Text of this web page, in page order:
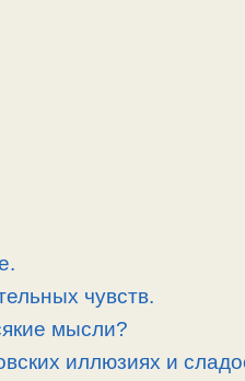
чувств.
мысли?
иллюзиях и